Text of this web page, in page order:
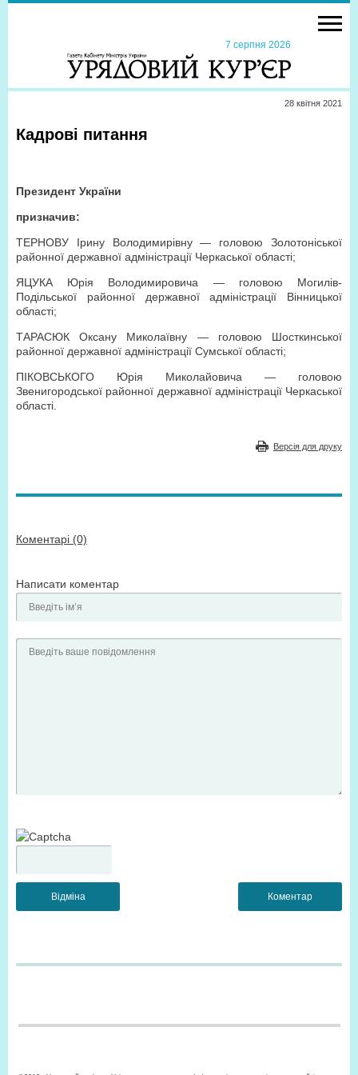
7 серпня 2026
28 квiтня 2021
Кадрові питання
Президент України
призначив:
ТЕРНОВУ Ірину Володимирівну — головою Золотоніської
районної державної адміністрації Черкаської області;
ЯЦУКА Юрія Володимировича — головою Могилів-
Подільської районної державної адміністрації Вінницької
області;
ТАРАСЮК Оксану Миколаївну — головою Шосткинської
районної державної адміністрації Сумської області;
ПІКОВСЬКОГО Юрія Миколайовича — головою
Звенигородської районної державної адміністрації Черкаської
області.
Версія для друку
Коментарі (0)
Написати коментар